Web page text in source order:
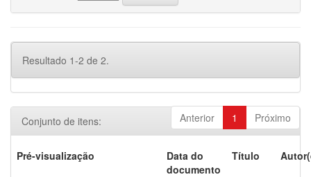
Resultado 1-2 de 2.
Anterior 1 Próximo
Conjunto de itens:
Pré-visualização
Data do
documento
Título